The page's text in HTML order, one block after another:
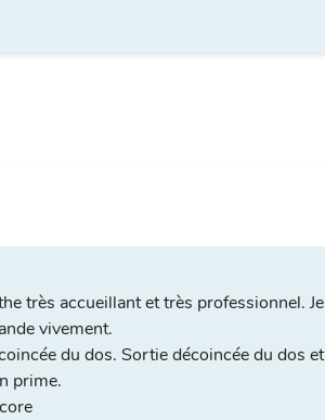
très accueillant et très professionnel. Je
vivement.
du dos. Sortie décoincée du dos et
prime.